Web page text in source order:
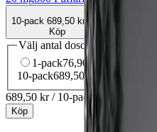
10-pack 689,50 kr
Köp
Välj antal dosor
1-pack76,90 kr 76,90 kr
10-pack689,50 kr 68,95 kr
689,50 kr / 10-pack
Köp